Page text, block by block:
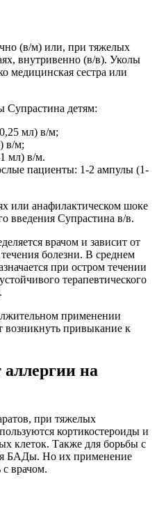
(в/м) или, при тяжелых
внутривенно (в/в). Уколы
медицинская сестра или
Супрастина детям:
мл) в/м;
в/м;
мл) в/м.
пациенты: 1-2 ампулы (1-
или анафилактическом шоке
введения Супрастина в/в.
врачом и зависит от
болезни. В среднем
при остром течении
терапевтического
применении
возникнуть привыкание к
аллергии на
при тяжелых
кортикостероиды и
клеток. Также для борьбы с
БАДы. Но их применение
с врачом.